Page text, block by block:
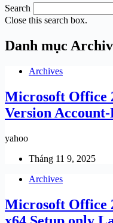
Search
Close this search box.
Danh mục
Archives
Microsoft Office
Version
yahoo
Tháng 11 9, 2025
Archives
Microsoft Office